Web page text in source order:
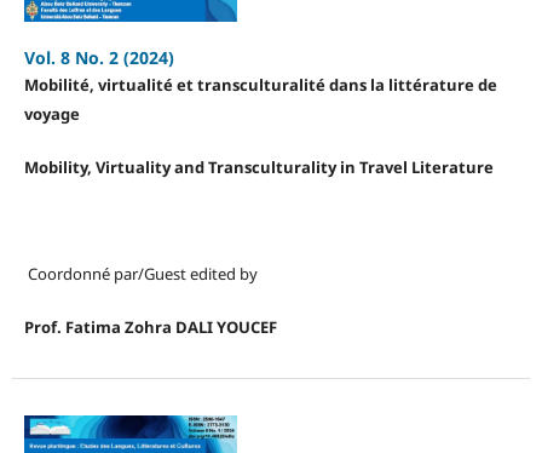
Vol. 8 No. 2 (2024)
Mobilité, virtualité et transculturalité dans la littérature de
voyage
Mobility, Virtuality and Transculturality in Travel Literature
Coordonné par/Guest edited by
Prof. Fatima Zohra DALI YOUCEF